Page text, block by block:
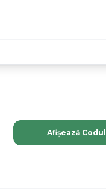
Afișează Codul